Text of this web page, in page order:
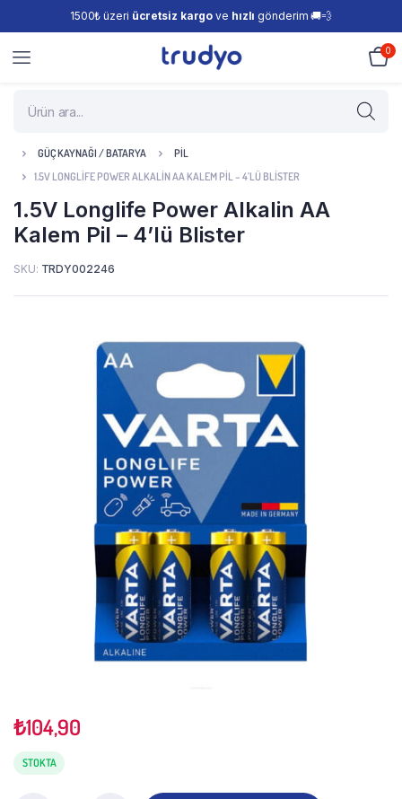
1500₺ üzeri ücretsiz kargo ve hızlı gönderim 🚚💨
0
GÜÇ KAYNAĞI / BATARYA
PIL
1.5V LONGLIFE POWER ALKALIN AA KALEM PIL – 4’LÜ BLISTER
1.5V Longlife Power Alkalin AA
Kalem Pil – 4’lü Blister
SKU: TRDY002246
₺104,90
STOKTA